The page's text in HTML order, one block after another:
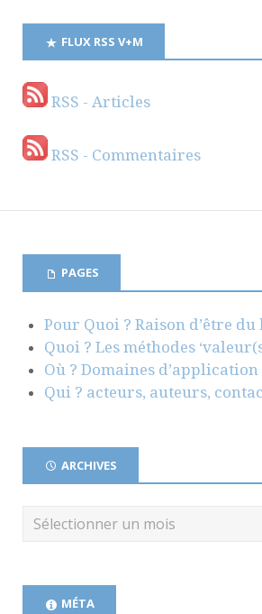
FLUX RSS V+M
RSS - Articles
RSS - Commentaires
PAGES
Pour Quoi ? Raison d’être du
Quoi ? Les méthodes
Où ? Domaines d’application
Qui ? acteurs, auteurs,
ARCHIVES
MÉTA